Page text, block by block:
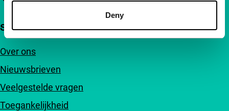
Deny
Snel naar
Over ons
Nieuwsbrieven
Veelgestelde vragen
Toegankelijkheid